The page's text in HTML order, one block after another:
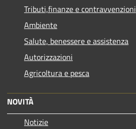
Tributi,finanze e contravvenzioni
Ambiente
Salute, benessere e assistenza
Autorizzazioni
Agricoltura e pesca
NOVITÀ
Notizie